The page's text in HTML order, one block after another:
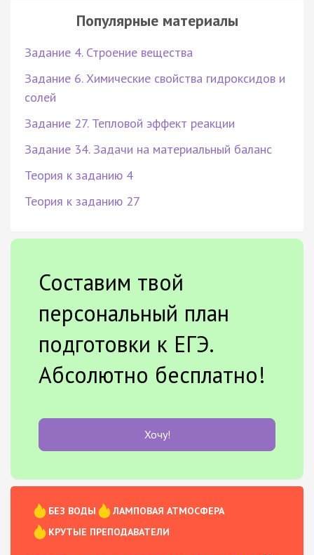
Популярные материалы
Задание 4. Строение вещества
Задание 6. Химические свойства гидроксидов и
солей
Задание 27. Тепловой эффект реакции
Задание 34. Задачи на материальный баланс
Теория к заданию 4
Теория к заданию 27
Составим твой
персональный план
подготовки к ЕГЭ.
Абсолютно бесплатно!
Хочу!
БЕЗ ВОДЫ
ЛАМПОВАЯ АТМОСФЕРА
КРУТЫЕ ПРЕПОДАВАТЕЛИ